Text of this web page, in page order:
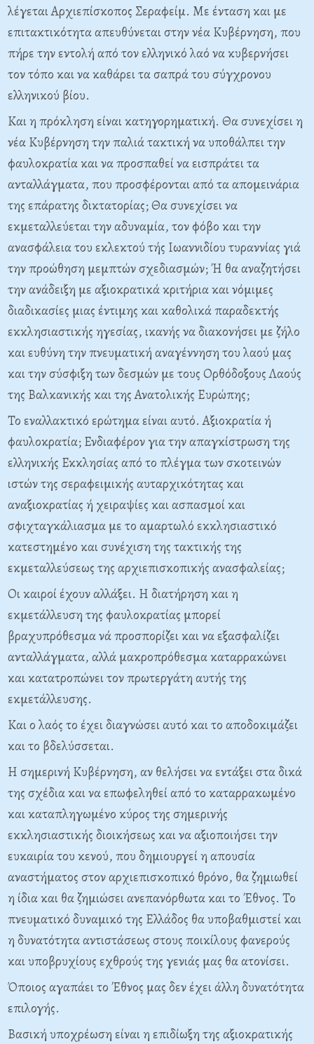
λέγεται Αρχιεπίσκοπος Σεραφείμ. Με ένταση και με
επιτακτικότητα απευθύνεται στην νέα Κυβέρνηση, που
πήρε την εντολή από τον ελληνικό λαό να κυβερνήσει
τον τόπο και να καθάρει τα σαπρά του σύγχρονου
ελληνικού βίου.
Και η πρόκληση είναι κατηγορηματική. Θα συνεχίσει η
νέα Κυβέρνηση την παλιά τακτική να υποθάλπει την
φαυλοκρατία και να προσπαθεί να εισπράτει τα
ανταλλάγματα, που προσφέρονται από τα απομεινάρια
της επάρατης δικτατορίας; Θα συνεχίσει να
εκμεταλλεύεται την αδυναμία, τον φόβο και την
ανασφάλεια του εκλεκτού τής Ιωαννιδίου τυραννίας γιά
την προώθηση μεμπτών σχεδιασμών; Ή θα αναζητήσει
την ανάδειξη με αξιοκρατικά κριτήρια και νόμιμες
διαδικασίες μιας έντιμης και καθολικά παραδεκτής
εκκλησιαστικής ηγεσίας, ικανής να διακονήσει με ζήλο
καιευθύνη την πνευματική αναγέννηση του λαού μας
και την σύσφιξη των δεσμών με τους Ορθόδοξους Λαούς
της Βαλκανικής και της Ανατολικής Ευρώπης;
Το εναλλακτικό ερώτημα είναι αυτό. Αξιοκρατία ή
φαυλοκρατία; Ενδιαφέρον για την απαγκίστρωση της
ελληνικής Εκκλησίας από το πλέγμα των σκοτεινών
ιστών της σεραφειμικής αυταρχικότητας και
αναξιοκρατίας ή χειραψίες και ασπασμοί και
σφιχταγκάλιασμα με το αμαρτωλό εκκλησιαστικό
κατεστημένο και συνέχιση της τακτικής της
εκμεταλλεύσεως της αρχιεπισκοπικής ανασφαλείας;
Οι καιροί έχουν αλλάξει. Η διατήρηση και η
εκμετάλλευση της φαυλοκρατίας μπορεί
βραχυπρόθεσμα νά προσπορίζει και να εξασφαλίζει
ανταλλάγματα, αλλά μακροπρόθεσμα καταρρακώνει
και κατατροπώνει τον πρωτεργάτη αυτής της
εκμετάλλευσης.
Και ο λαός το έχει διαγνώσει αυτό και το αποδοκιμάζει
και το βδελύσσεται.
Η σημερινή Κυβέρνηση, αν θελήσει να εντάξει στα δικά
της σχέδια και να επωφεληθεί από το καταρρακωμένο
και καταπληγωμένο κύρος της σημερινής
εκκλησιαστικής διοικήσεως και να αξιοποιήσει την
ευκαιρία του κενού, που δημιουργεί η απουσία
αναστήματος στον αρχιεπισκοπικό θρόνο, θα ζημιωθεί
η ίδια και θα ζημιώσει ανεπανόρθωτα και το Έθνος. Το
πνευματικό δυναμικό της Ελλάδος θα υποβαθμιστεί και
η δυνατότητα αντιστάσεως στους ποικίλους φανερούς
και υποβρυχίους εχθρούς της γενιάς μας θα ατονίσει.
Όποιος αγαπάει το Έθνος μας δεν έχει άλλη δυνατότητα
επιλογής.
Βασική υποχρέωση είναι η επιδίωξη της αξιοκρατικής